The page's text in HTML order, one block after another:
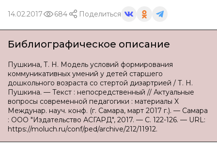
14.02.2017 684 Поделиться
Библиографическое описание
Пушкина, Т. Н. Модель условий формирования
коммуникативных умений у детей старшего
дошкольного возраста со стертой дизартрией / Т. Н.
Пушкина. — Текст : непосредственный // Актуальные
вопросы современной педагогики : материалы X
Междунар. науч. конф. (г. Самара, март 2017 г.). — Самара
: ООО "Издательство АСГАРД", 2017. — С. 122-126. — URL:
https://moluch.ru/conf/ped/archive/212/11912.